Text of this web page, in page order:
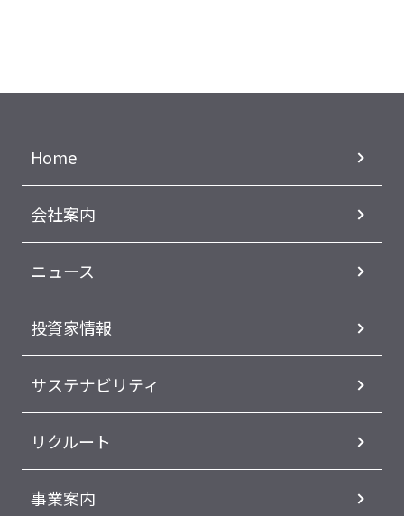
Home
会社案内
ニュース
投資家情報
サステナビリティ
リクルート
事業案内